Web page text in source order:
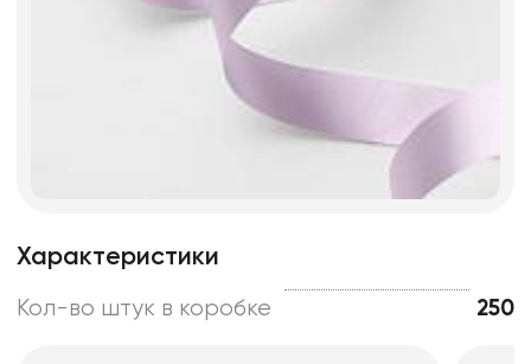
Характеристики
Кол-во штук в коробке 250